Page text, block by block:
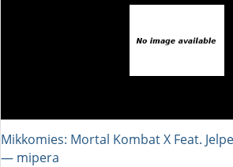
Mikkomies: Mortal Kombat X Feat.
― mipera